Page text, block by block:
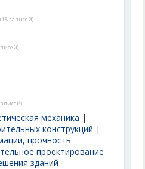
(18 записей)
механика |
конструкций |
прочность
проектирование
зданий